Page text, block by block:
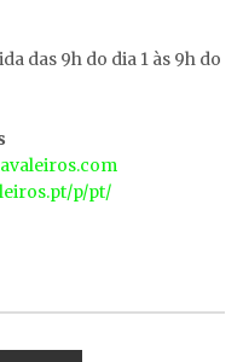
das 9h do dia 1 às 9h do
p/pt/